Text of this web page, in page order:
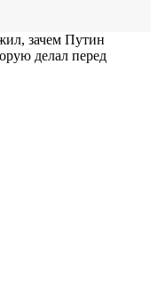
зачем Путин
делал перед